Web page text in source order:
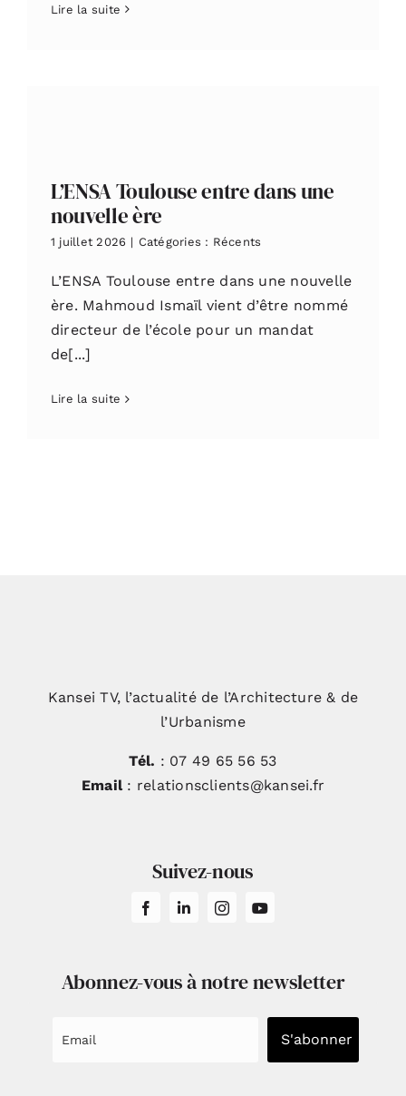
Lire la suite
L’ENSA Toulouse entre dans une
nouvelle ère
1 juillet 2026 | Catégories : Récents
L’ENSA Toulouse entre dans une nouvelle
ère. Mahmoud Ismaïl vient d’être nommé
directeur de l’école pour un mandat
de[...]
Lire la suite
Kansei TV, l’actualité de l’Architecture & de
l’Urbanisme
Tél. : 07 49 65 56 53
Email: relationsclients@kansei.fr
Suivez-nous
Abonnez-vous à notre newsletter
S'abonner